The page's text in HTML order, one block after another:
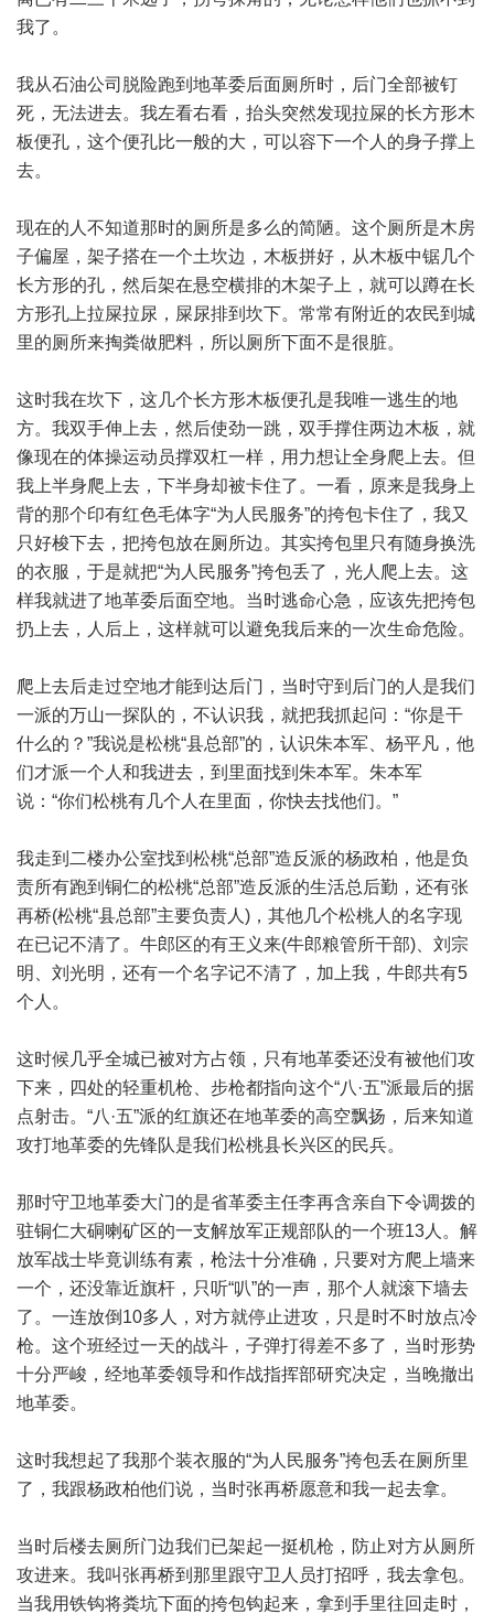
我了。
我从石油公司脱险跑到地革委后面厕所时，后门全部被钉
死，无法进去。我左看右看，抬头突然发现拉屎的长方形木
板便孔，这个便孔比一般的大，可以容下一个人的身子撑上
去。
现在的人不知道那时的厕所是多么的简陋。这个厕所是木房
子偏屋，架子搭在一个土坎边，木板拼好，从木板中锯几个
长方形的孔，然后架在悬空横排的木架子上，就可以蹲在长
方形孔上拉屎拉尿，屎尿排到坎下。常常有附近的农民到城
里的厕所来掏粪做肥料，所以厕所下面不是很脏。
这时我在坎下，这几个长方形木板便孔是我唯一逃生的地
方。我双手伸上去，然后使劲一跳，双手撑住两边木板，就
像现在的体操运动员撑双杠一样，用力想让全身爬上去。但
我上半身爬上去，下半身却被卡住了。一看，原来是我身上
背的那个印有红色毛体字“为人民服务”的挎包卡住了，我又
只好梭下去，把挎包放在厕所边。其实挎包里只有随身换洗
的衣服，于是就把“为人民服务”挎包丢了，光人爬上去。这
样我就进了地革委后面空地。当时逃命心急，应该先把挎包
扔上去，人后上，这样就可以避免我后来的一次生命危险。
爬上去后走过空地才能到达后门，当时守到后门的人是我们
一派的万山一探队的，不认识我，就把我抓起问：“你是干
什么的？”我说是松桃“县总部”的，认识朱本军、杨平凡，他
们才派一个人和我进去，到里面找到朱本军。朱本军
说：“你们松桃有几个人在里面，你快去找他们。”
我走到二楼办公室找到松桃“总部”造反派的杨政柏，他是负
责所有跑到铜仁的松桃“总部”造反派的生活总后勤，还有张
再桥(松桃“县总部”主要负责人)，其他几个松桃人的名字现
在已记不清了。牛郎区的有王义来(牛郎粮管所干部)、刘宗
明、刘光明，还有一个名字记不清了，加上我，牛郎共有5
个人。
这时候几乎全城已被对方占领，只有地革委还没有被他们攻
下来，四处的轻重机枪、步枪都指向这个“八·五”派最后的据
点射击。“八·五”派的红旗还在地革委的高空飘扬，后来知道
攻打地革委的先锋队是我们松桃县长兴区的民兵。
那时守卫地革委大门的是省革委主任李再含亲自下令调拨的
驻铜仁大硐喇矿区的一支解放军正规部队的一个班13人。解
放军战士毕竟训练有素，枪法十分准确，只要对方爬上墙来
一个，还没靠近旗杆，只听“叭”的一声，那个人就滚下墙去
了。一连放倒10多人，对方就停止进攻，只是时不时放点冷
枪。这个班经过一天的战斗，子弹打得差不多了，当时形势
十分严峻，经地革委领导和作战指挥部研究决定，当晚撤出
地革委。
这时我想起了我那个装衣服的“为人民服务”挎包丢在厕所里
了，我跟杨政柏他们说，当时张再桥愿意和我一起去拿。
当时后楼去厕所门边我们已架起一挺机枪，防止对方从厕所
攻进来。我叫张再桥到那里跟守卫人员打招呼，我去拿包。
当我用铁钩将粪坑下面的挎包钩起来，拿到手里往回走时，